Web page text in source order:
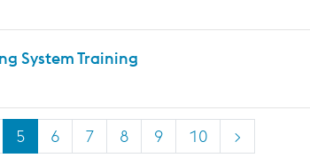
System Training
5 6 7 8 9 10 >